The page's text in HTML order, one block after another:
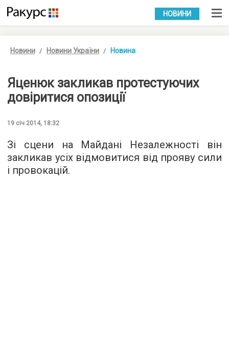
УКР РУС
НОВИНИ
Новини Новини України Новина
Яценюк закликав протестуючих
довіритися опозиції
19 січ 2014, 18:32
Зі сцени на Майдані Незалежності він
закликав усіх відмовитися від прояву сили
і провокацій.